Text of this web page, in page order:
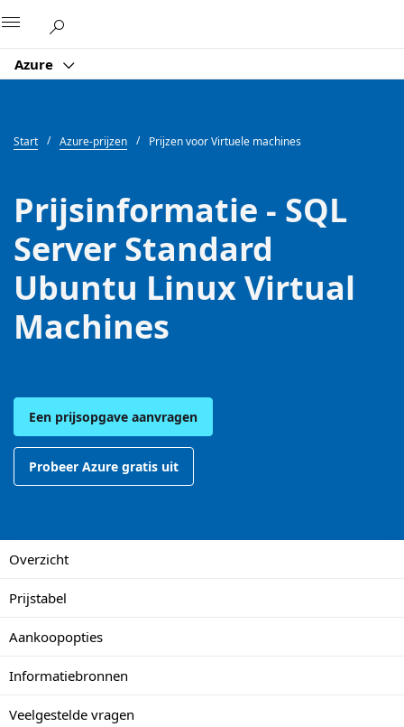
Azure
Start Azure-prijzen Prijzen voor Virtuele machines
Prijsinformatie - SQL
Server Standard
Ubuntu Linux Virtual
Machines
Een prijsopgave aanvragen
Probeer Azure gratis uit
Overzicht
Prijstabel
Aankoopopties
Informatiebronnen
Veelgestelde vragen